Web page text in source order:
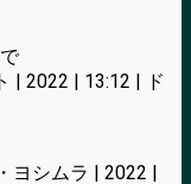
| 2022 | 13:12 | ド
ヨシムラ | 2022 |